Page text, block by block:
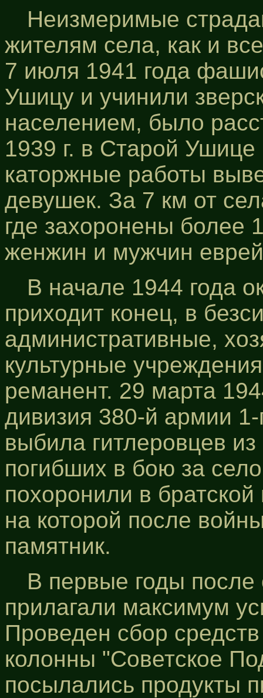
Неизмеримые
жителям села, как и
7 июля 1941 года
Ушицу и учинили
населением, было
1939 г. в Старой
каторжные работы
девушек. За 7 км от
где захоронены
женжин и мужчин
В начале 1944 года
приходит конец, в
административные,
культурные
реманент. 29 марта
дивизия 380-й армии 1-
выбила гитлеровцев
погибших в бою за
похоронили в
на которой после
памятник.
В первые годы
прилагали максимум
Проведен сбор
колонны "Советское
посылались продукты